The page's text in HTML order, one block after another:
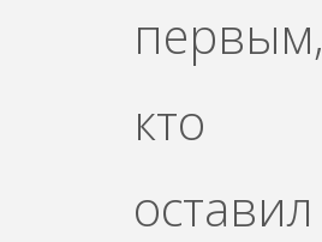
первым,
кто
оставил